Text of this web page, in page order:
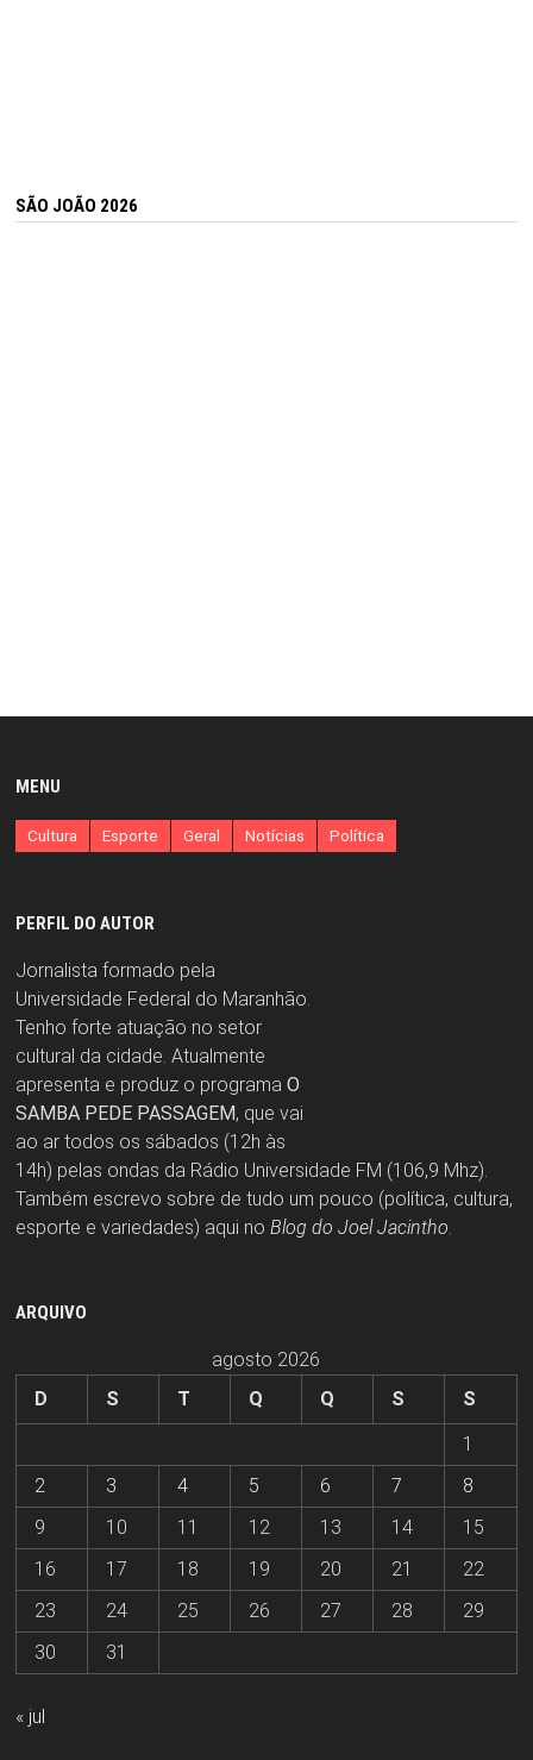
SÃO JOÃO 2026
MENU
Cultura Esporte Geral Notícias Política
PERFIL DO AUTOR
Jornalista formado pela
Universidade Federal do Maranhão.
Tenho forte atuação no setor
cultural da cidade. Atualmente
apresenta e produz o programa O
SAMBA PEDE PASSAGEM, que vai
ao ar todos os sábados (12h às
14h) pelas ondas da Rádio Universidade FM (106,9 Mhz).
Também escrevo sobre de tudo um pouco (política, cultura,
esporte e variedades) aqui no Blog do Joel Jacintho.
ARQUIVO
agosto 2026
D
S T Q Q S
S
1
2
3 4 5 6 7
8
9
10 11 12 13 14
15
16
17 18 19 20 21
22
23
24 25 26 27 28
29
30
31
« jul